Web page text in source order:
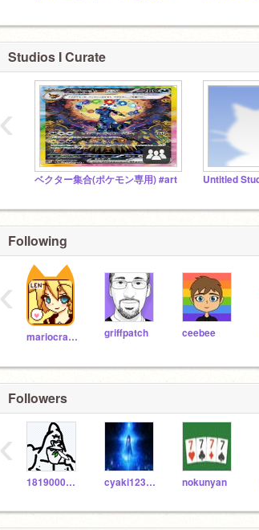
Studios I Curate
ベクター集合(ポケモン専用) #art Untitled
‹
Following
mariocrafter griffpatch ceebee
‹
Followers
1819000003 cyaki123456789 nokunyan
‹